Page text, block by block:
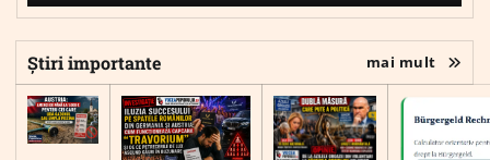
Știri importante mai mult